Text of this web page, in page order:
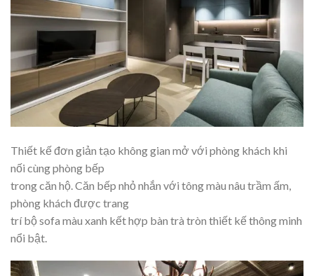
Thiết kế đơn giản tạo không gian mở với phòng khách khi
nối cùng phòng bếp
trong căn hộ. Căn bếp nhỏ nhắn với tông màu nâu trầm ấm,
phòng khách được trang
trí bộ sofa màu xanh kết hợp bàn trà tròn thiết kế thông minh
nổi bật.